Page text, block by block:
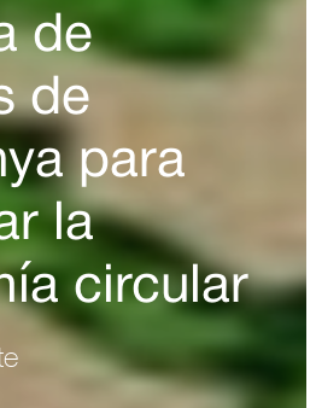
de
de
para
la
circular